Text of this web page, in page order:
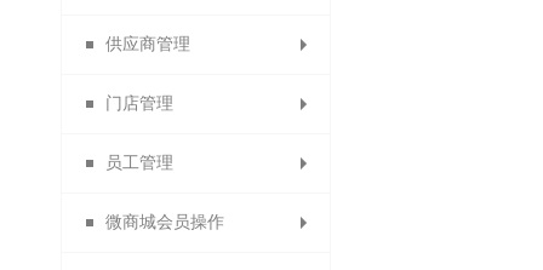
清除名片缓存
分销商审核
分销商等级
分销商分组
分销商导出
代理商设置
加盟申请设置
代理商审核
设置代理商
订货商管理
订货商设置
订货商审核
设置订货商
供应商管理
供应商管理
供应商设置
增加供应商
门店管理
门店等级
门店管理和门店设置
员工管理
员工管理
微商城会员操作